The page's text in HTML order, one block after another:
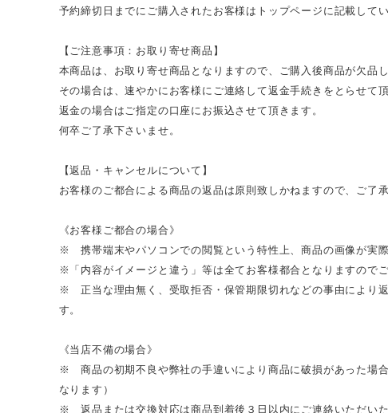
予約締切日までにご購入されたお客様はトップページに記載して
【ご注意事項：お取り寄せ商品】
本商品は、お取り寄せ商品となりますので、ご購入後商品が欠品
その場合は、速やかにお客様にご連絡して返金手続きをとらせて頂
返金の場合はご指定の口座にお振込させて頂きます。
何卒ご了承下さいませ。
【返品・キャンセルについて】
お客様のご都合による商品の返品は原則致しかねますので、ご了承
《お客様ご都合の場合》
※ 携帯端末やパソコンでの閲覧という特性上、商品の画像が実
※「内容がイメージと違う」等は全てお客様都合となりますので
※ 正当な理由無く、受取拒否・保管期限切れなどの事由により
す。
《当店不備の場合》
※ 商品の初期不良や弊社の手違いにより商品に破損があった場
なります）
※ 返品または交換対応は商品到着後３日以内にご連絡いただいた